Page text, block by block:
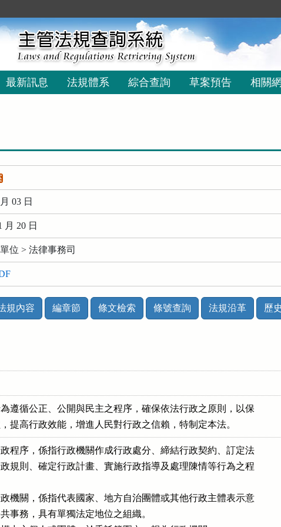
最新訊息 法規體系 綜合查詢 草案預告 相關
03 日
月 20 日
位 > 法律事務司
規內容 編章節 條文檢索 條號查詢 法規沿革 歷
遵循公正、公開與民主之程序，確保依法行政之原則，以保
提高行政效能，增進人民對行政之信賴，特制定本法。
程序，係指行政機關作成行政處分、締結行政契約、訂定法
規則、確定行政計畫、實施行政指導及處理陳情等行為之程
機關，係指代表國家、地方自治團體或其他行政主體表示意
事務，具有單獨法定地位之組織。